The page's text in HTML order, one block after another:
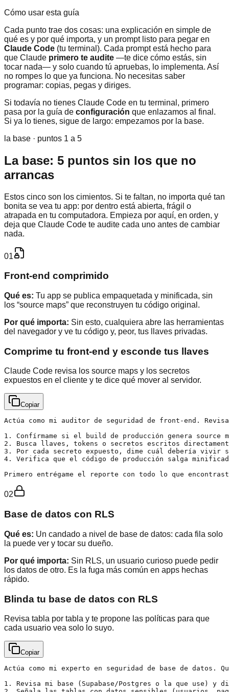
Cómo usar esta guía
Cada punto trae dos cosas: una explicación en simple de
qué es y por qué importa, y un prompt listo para pegar en
Claude Code (tu terminal). Cada prompt está hecho para
que Claude primero te audite —te dice cómo estás, sin
tocar nada— y solo cuando tú apruebas, lo implementa. Así
no rompes lo que ya funciona. No necesitas saber
programar: copias, pegas y diriges.
Si todavía no tienes Claude Code en tu terminal, primero
pasa por la guía de configuración que enlazamos al final.
Si ya lo tienes, sigue de largo: empezamos por la base.
la base · puntos 1 a 5
La base: 5 puntos sin los que no
arrancas
Estos cinco son los cimientos. Si te faltan, no importa qué tan
bonita se vea tu app: por dentro está abierta, frágil o
atrapada en tu computadora. Empieza por aquí, en orden, y
deja que Claude Code te audite cada uno antes de cambiar
nada.
01
Front-end comprimido
Qué es: Tu app se publica empaquetada y minificada, sin
los “source maps” que reconstruyen tu código original.
Por qué importa: Sin esto, cualquiera abre las herramientas
del navegador y ve tu código y, peor, tus llaves privadas.
Comprime tu front-end y esconde tus llaves
Claude Code revisa los source maps y los secretos
expuestos en el cliente y te dice qué mover al servidor.
Copiar
Actúa como mi auditor de seguridad de front-end.
1. Confírmame si el build de producción genera
2. Busca llaves, tokens o secretos escritos
3. Por cada secreto expuesto, dime cuál debería
4. Verifica que el código de producción salga
Primero entrégame el reporte con todo lo que
02
Base de datos con RLS
Qué es: Un candado a nivel de base de datos: cada fila solo
la puede ver y tocar su dueño.
Por qué importa: Sin RLS, un usuario curioso puede pedir
los datos de otro. Es la fuga más común en apps hechas
rápido.
Blinda tu base de datos con RLS
Revisa tabla por tabla y te propone las políticas para que
cada usuario vea solo lo suyo.
Copiar
Actúa como mi experto en seguridad de base de datos.
1. Revisa mi base (Supabase/Postgres o la que use)